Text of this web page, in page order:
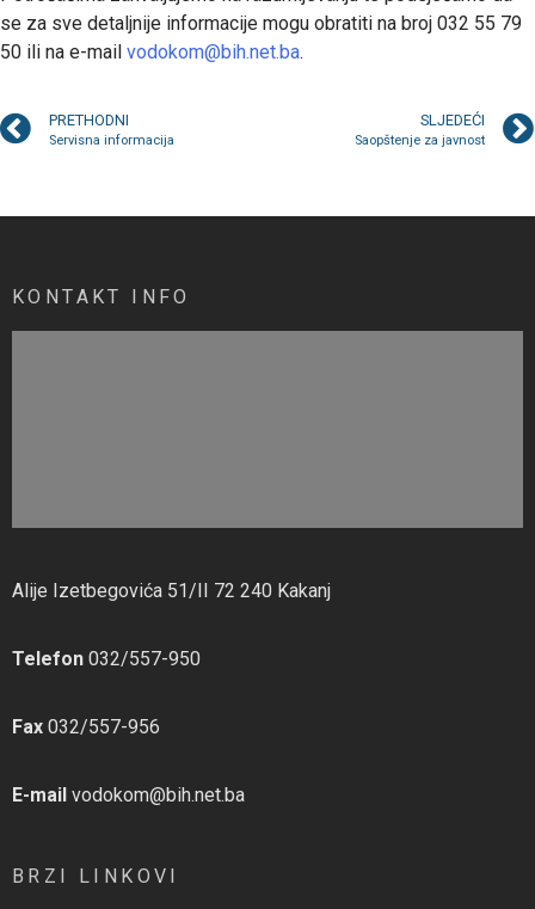
se za sve detaljnije informacije mogu obratiti na broj 032 55 79
50 ili na e-mail vodokom@bih.net.ba.
PRETHODNI
Servisna informacija
SLJEDEĆI
Saopštenje za javnost
KONTAKT INFO
Alije Izetbegovića 51/II 72 240 Kakanj
Telefon 032/557-950
Fax 032/557-956
E-mail vodokom@bih.net.ba
BRZI LINKOVI